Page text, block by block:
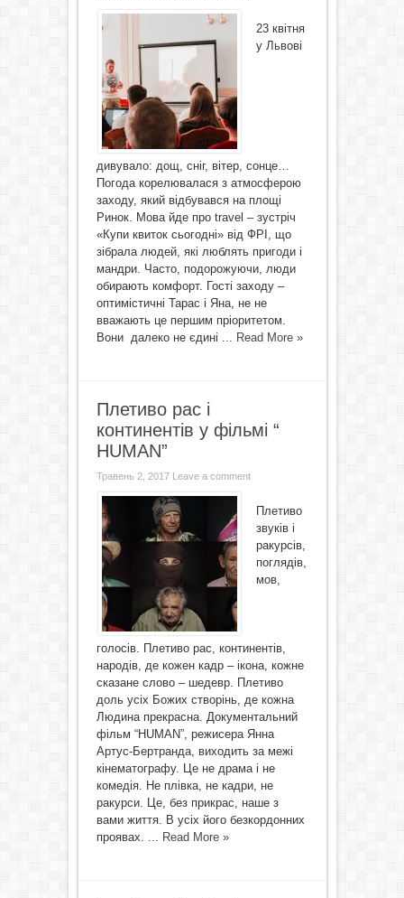
23 квітня
у Львові
дивувало: дощ, сніг, вітер, сонце…
Погода корелювалася з атмосферою
заходу, який відбувався на площі
Ринок. Мова йде про travel – зустріч
«Купи квиток сьогодні» від ФРІ, що
зібрала людей, які люблять пригоди і
мандри. Часто, подорожуючи, люди
обирають комфорт. Гості заходу –
оптимістичні Тарас і Яна, не не
вважають це першим пріоритетом.
Вони далеко не єдині ... Read More »
Плетиво рас і
континентів у фільмі “
HUMAN”
Травень 2, 2017 Leave a comment
Плетиво
звуків і
ракурсів,
поглядів,
мов,
голосів. Плетиво рас, континентів,
народів, де кожен кадр – ікона, кожне
сказане слово – шедевр. Плетиво
доль усіх Божих створінь, де кожна
Людина прекрасна. Документальний
фільм “HUMAN”, режисера Янна
Артус-Бертранда, виходить за межі
кінематографу. Це не драма і не
комедія. Не плівка, не кадри, не
ракурси. Це, без прикрас, наше з
вами життя. В усіх його безкордонних
проявах. ... Read More »